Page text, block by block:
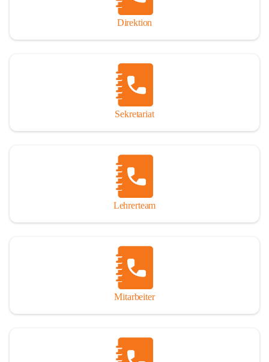
Direktion
Sekretariat
Lehrerteam
Mitarbeiter